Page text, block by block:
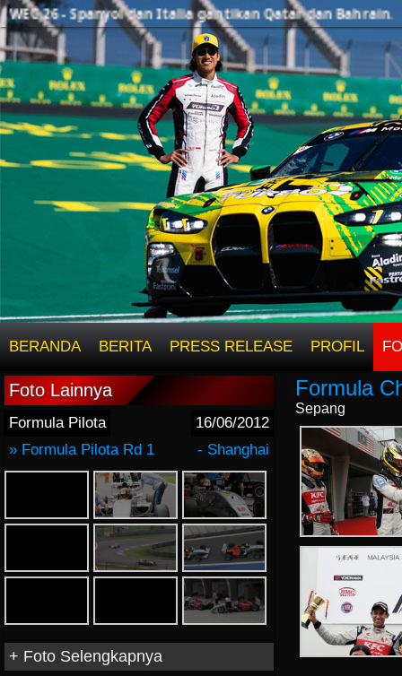
BERANDA BERITA PRESS RELEASE PROFIL
26 - Spanyol dan Italia gantikan Qatar dan Bahrain.
Foto Lainnya
Formula Pilota
16/06/2012
» Formula Pilota Rd 1
- Shanghai
+ Foto Selengkapnya
Formula
Sepang